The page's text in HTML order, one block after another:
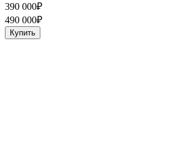
390 000₽
490 000₽
Купить